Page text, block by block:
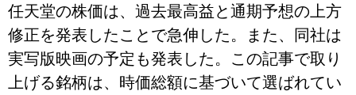
任天堂の株価は、過去最高益と通期予想の上方
修正を発表したことで急伸した。また、同社は
実写版映画の予定も発表した。この記事で取り
上げる銘柄は、時価総額に基づいて選ばれてい